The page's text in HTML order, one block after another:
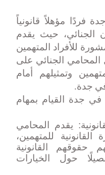
فردًا مؤهلاً قانونياً
الجنائي، حيث يقدم
للأفراد المتهمين
المحامي الجنائي على
وتمثيلهم أمام
في جدة.
جدة القيام بمهام
يقدم المحامي
القانونية للمتهمين،
القانونية
حول الخيارات